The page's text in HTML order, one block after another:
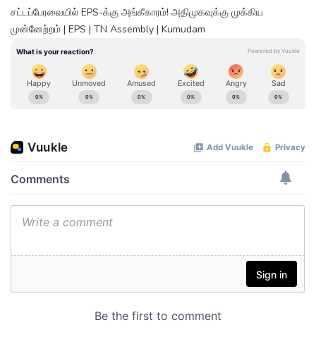
சட்டப்பேரவையில் EPS-க்கு அங்கீகாரம்! அதிமுகவுக்கு முக்கிய
முன்னேற்றம் | EPS | TN Assembly | Kumudam